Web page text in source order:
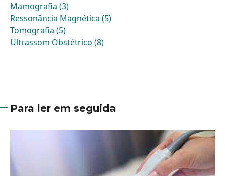
Mamografia (3)
Ressonância Magnética (5)
Tomografia (5)
Ultrassom Obstétrico (8)
Para ler em seguida